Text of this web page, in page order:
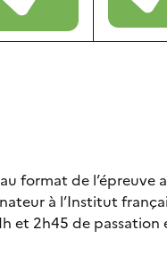
format de l’épreuve
à l’Institut
et 2h45 de